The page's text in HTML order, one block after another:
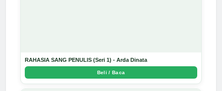
RAHASIA SANG PENULIS (Seri 1) - Arda Dinata
Beli / Baca